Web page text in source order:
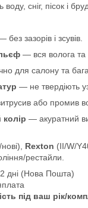
воду, сніг, пісок і
без зазорів і зсувів.
— вся волога та
для салону та
— не твердіють
або промив
— акуратний
Rexton (II/W/
рестайли.
дні (Нова Пошта)
під ваш рік/